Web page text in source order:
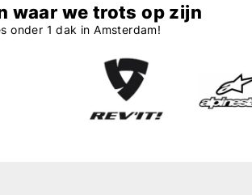
waar we trots op zijn
onder 1 dak in Amsterdam!